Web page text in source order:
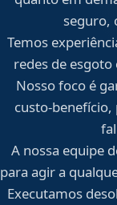
seguro,
Temos
redes de
Nosso foco é
custo-
A nossa equipe
para agir a
Executamos